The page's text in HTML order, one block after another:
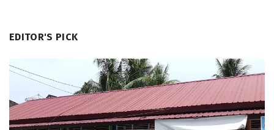
EDITOR'S PICK